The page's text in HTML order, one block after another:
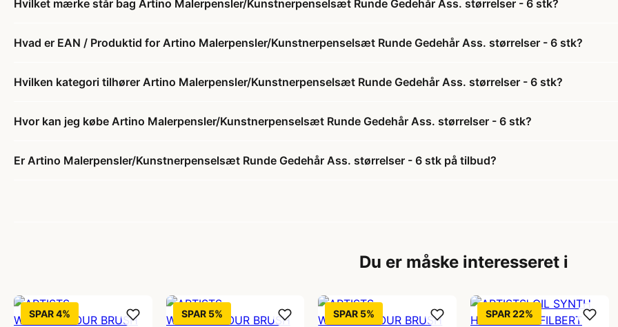
Hvilket mærke står bag Artino Malerpensler/Kunstnerpenselsæt Runde Gedehår Ass. størrelser - 6 stk?
Hvad er EAN / Produktid for Artino Malerpensler/Kunstnerpenselsæt Runde Gedehår Ass. størrelser - 6 stk?
Hvilken kategori tilhører Artino Malerpensler/Kunstnerpenselsæt Runde Gedehår Ass. størrelser - 6 stk?
Hvor kan jeg købe Artino Malerpensler/Kunstnerpenselsæt Runde Gedehår Ass. størrelser - 6 stk?
Er Artino Malerpensler/Kunstnerpenselsæt Runde Gedehår Ass. størrelser - 6 stk på tilbud?
Du er måske interesseret i
SPAR 4% SPAR 5% SPAR 5% SPAR 22%